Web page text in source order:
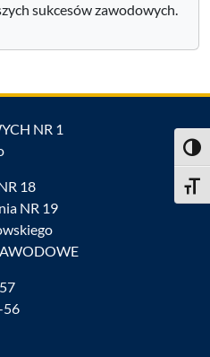
sukcesów zawodowych.
NR 1
18
NR 19
56